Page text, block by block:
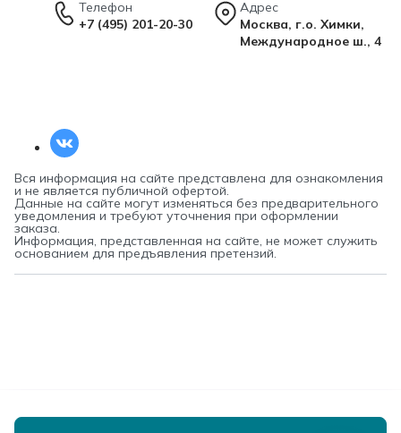
Телефон
+7 (495) 201-20-30
Адрес
Москва, г.о. Химки,
Международное ш., 4
Вся информация на сайте представлена для ознакомления
и не является публичной офертой.
Данные на сайте могут изменяться без предварительного
уведомления и требуют уточнения при оформлении
заказа.
Информация, представленная на сайте, не может служить
основанием для предъявления претензий.